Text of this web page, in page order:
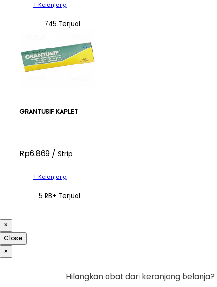
+ Keranjang
745 Terjual
GRANTUSIF KAPLET
Rp6.869 / Strip
+ Keranjang
5 RB+ Terjual
×
Close
×
Hilangkan obat dari keranjang belanja?